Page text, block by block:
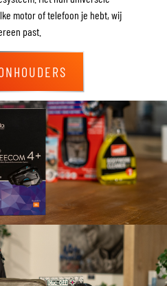
motor of telefoon je hebt, wij
past.